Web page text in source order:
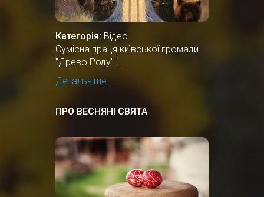
Категорія: Відео
Сумісна праця київської громади
"Древо Роду" і...
Детальніше...
ПРО ВЕСНЯНІ СВЯТА